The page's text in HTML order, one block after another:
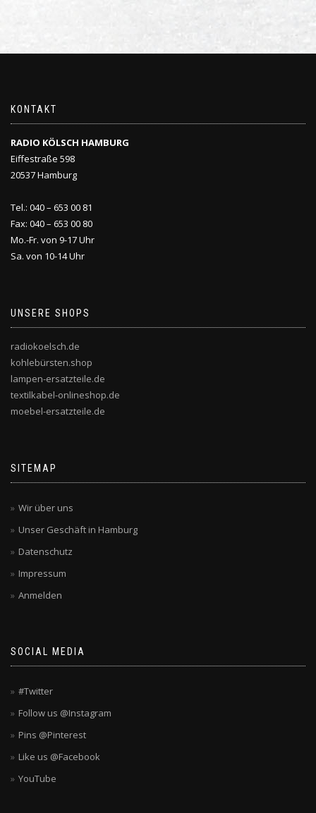
KONTAKT
RADIO KÖLSCH HAMBURG
Eiffestraße 598
20537 Hamburg
Tel.: 040 – 653 00 81
Fax: 040 – 653 00 80
Mo.-Fr. von 9-17 Uhr
Sa. von 10-14 Uhr
UNSERE SHOPS
radiokoelsch.de
kohlebürsten.shop
lampen-ersatzteile.de
textilkabel-onlineshop.de
moebel-ersatzteile.de
SITEMAP
Wir über uns
Unser Geschäft in Hamburg
Datenschutz
Impressum
Anmelden
SOCIAL MEDIA
#Twitter
Follow us @Instagram
Pins @Pinterest
Like us @Facebook
YouTube